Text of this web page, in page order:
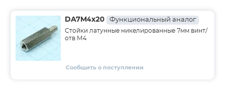
DA7M4x20 Функциональный аналог
Стойки латунные никелированные 7мм винт/
отв М4
Сообщить о поступлении